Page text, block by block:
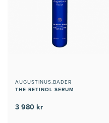
AUGUSTINUS.BADER
THE RETINOL SERUM
3 980 kr